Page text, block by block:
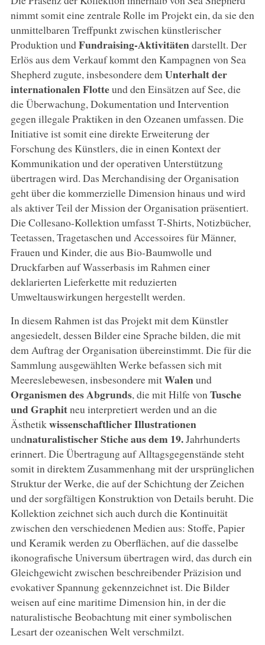
nimmt somit eine zentrale Rolle im Projekt ein, da sie den
unmittelbaren Treffpunkt zwischen künstlerischer
Produktion undFundraising-Aktivitätendarstellt. Der
Erlös aus dem Verkauf kommt den Kampagnen von Sea
Shepherd zugute, insbesondere demUnterhalt der
internationalen Flotteund den Einsätzen auf See, die
die Überwachung, Dokumentation und Intervention
gegen illegale Praktiken in den Ozeanen umfassen. Die
Initiative ist somit eine direkte Erweiterung der
Forschung des Künstlers, die in einen Kontext der
Kommunikation und der operativen Unterstützung
übertragen wird. Das Merchandising der Organisation
geht über die kommerzielle Dimension hinaus und wird
als aktiver Teil der Mission der Organisation präsentiert.
Die Collesano-Kollektion umfasst T-Shirts, Notizbücher,
Teetassen, Tragetaschen und Accessoires für Männer,
Frauen und Kinder, die aus Bio-Baumwolle und
Druckfarben auf Wasserbasis im Rahmen einer
deklarierten Lieferkette mit reduzierten
Umweltauswirkungen hergestellt werden.
In diesem Rahmen ist das Projekt mit dem Künstler
angesiedelt, dessen Bilder eine Sprache bilden, die mit
dem Auftrag der Organisation übereinstimmt. Die für die
Sammlung ausgewählten Werke befassen sich mit
Meereslebewesen, insbesondere mitWalenund
Organismen des Abgrunds, die mit Hilfe vonTusche
und Graphitneu interpretiert werden und an die
Ästhetikwissenschaftlicher Illustrationen
undnaturalistischerSticheaus dem 19.Jahrhunderts
erinnert. Die Übertragung auf Alltagsgegenstände steht
somit in direktem Zusammenhang mit der ursprünglichen
Struktur der Werke, die auf der Schichtung der Zeichen
und der sorgfältigen Konstruktion von Details beruht. Die
Kollektion zeichnet sich auch durch die Kontinuität
zwischen den verschiedenen Medien aus: Stoffe, Papier
und Keramik werden zu Oberflächen, auf die dasselbe
ikonografische Universum übertragen wird, das durch ein
Gleichgewicht zwischen beschreibender Präzision und
evokativer Spannung gekennzeichnet ist. Die Bilder
weisen auf eine maritime Dimension hin, in der die
naturalistische Beobachtung mit einer symbolischen
Lesart der ozeanischen Welt verschmilzt.